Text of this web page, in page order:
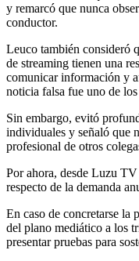
y remarcó que nunca
conductor.
Leuco también consideró
de streaming tienen una
comunicar información y
noticia falsa fue uno de
Sin embargo, evitó
individuales y señaló que
profesional de otros
Por ahora, desde Luzu
respecto de la demanda
En caso de concretarse la
del plano mediático a los
presentar pruebas para